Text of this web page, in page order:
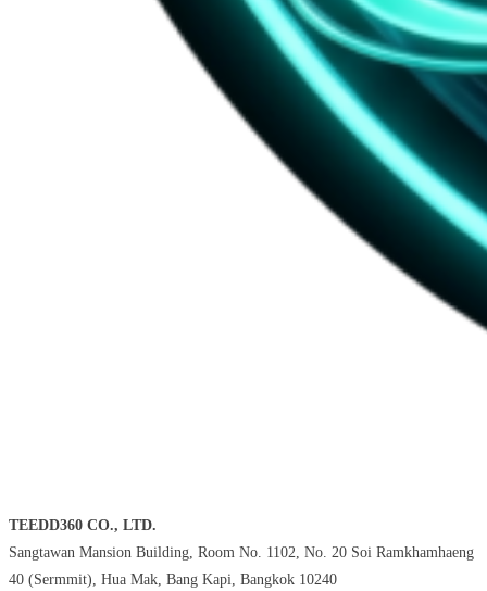
TEEDD360 CO., LTD.
Sangtawan Mansion Building, Room No. 1102, No. 20 Soi Ramkhamhaeng
40 (Sermmit), Hua Mak, Bang Kapi, Bangkok 10240